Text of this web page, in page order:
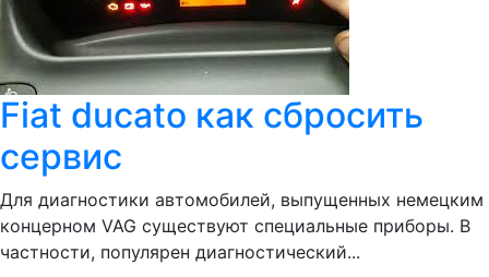
Fiat ducato как сбросить
сервис
Для диагностики автомобилей, выпущенных немецким
концерном VAG существуют специальные приборы. В
частности, популярен диагностический...